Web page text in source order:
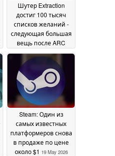
Шутер Extraction
достиг 100 тысяч
списков желаний -
следующая большая
вещь после ARC
Raiders?19 May 2026
Steam: Один из
самых известных
платформеров снова
в продаже по цене
около $1 19 May 2026